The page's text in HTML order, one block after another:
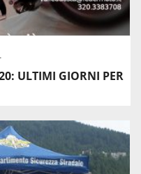
ULTIMI GIORNI PER